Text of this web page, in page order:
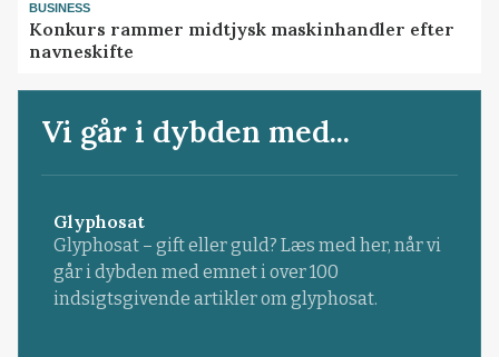
BUSINESS
Konkurs rammer midtjysk maskinhandler efter
navneskifte
Vi går i dybden med...
Glyphosat
Glyphosat – gift eller guld? Læs med her, når vi
går i dybden med emnet i over 100
indsigtsgivende artikler om glyphosat.